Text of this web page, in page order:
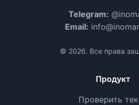
Telegram:
Email:
© 2026. Все права
Продукт
Проверить